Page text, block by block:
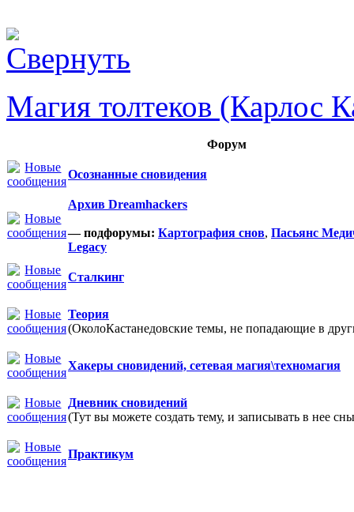
Магия толтеков (Карлос
Форум
Осознанные сновидения
Архив Dreamhackers
— подфорумы: Картография снов, Пасьянс
Legacy
Сталкинг
Теория
(ОколоКастанедовские темы, не попадающие в
Хакеры сновидений, сетевая магия\техномагия
Дневник сновидений
(Тут вы можете создать тему, и записывать в нее
Практикум